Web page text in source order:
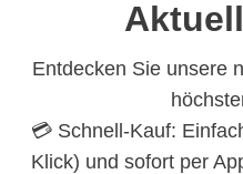
Entdecken Sie unsere
💳 Schnell-Kauf:
Klick) und sofort per